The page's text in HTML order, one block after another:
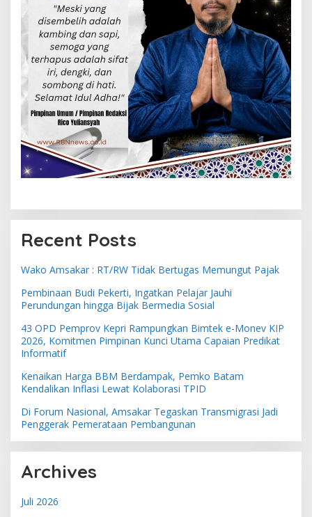
Recent Posts
Wako Amsakar : RT/RW Tidak Bertugas Memungut Pajak
Pembinaan Budi Pekerti, Ingatkan Pelajar Jauhi
Perundungan hingga Bijak Bermedia Sosial
43 OPD Pemprov Kepri Rampungkan Bimtek e-Monev KIP
2026, Komitmen Pimpinan Kunci Utama Capaian Predikat
Informatif
Kenaikan Harga BBM Berdampak, Pemko Batam
Kendalikan Inflasi Lewat Kolaborasi TPID
Di Forum Nasional, Amsakar Tegaskan Transmigrasi Jadi
Penggerak Pemerataan Pembangunan
Archives
Juli 2026